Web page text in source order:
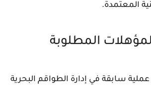
المعتمدة.
المطلوبة
عملية سابقة في إدارة الطواقم البحرية